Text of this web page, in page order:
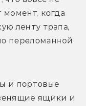
момент, когда
ленту трапа,
переломанной
и портовые
ящики и